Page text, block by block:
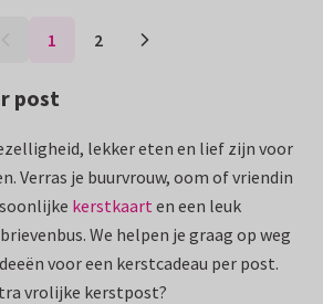
1 2
post
lekker eten en lief zijn voor
Verras je buurvrouw, oom of vriendin
kerstkaart en een leuk
We helpen je graag op weg
voor een kerstcadeau per post.
vrolijke kerstpost?